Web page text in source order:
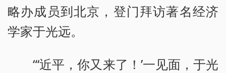
略办成员到北京，登门拜访著名经济
学家于光远。
“‘近平，你又来了！’一见面，于光